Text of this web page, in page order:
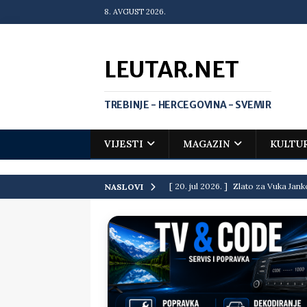
8. AVGUST 2026.
LEUTAR.NET
TREBINJE - HERCEGOVINA - SVEMIR
VIJESTI MAGAZIN
NASLOVI [ 20. jul 2026. ] Zlato za Vuka
[ 19. jul 2026. ] Da li i obraz ima
[ 16. jul 2026. ] Mile će da ti oprosti
[ 16. jul 2026. ] Krediti i dugovi
[ 15. jul 2026. ] Politički potres u